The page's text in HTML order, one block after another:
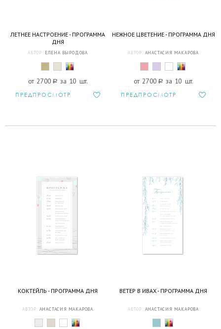
ЛЕТНЕЕ НАСТРОЕНИЕ - ПРОГРАММА
ДНЯ
АВТОР: ЕЛЕНА ВЫРОДОВА
от 2700 a за 10 шт.
ПРЕДПРОСМОТР
НЕЖНОЕ ЦВЕТЕНИЕ - ПРОГРАММА ДНЯ
АВТОР: АНАСТАСИЯ МАКАРОВА
от 2700 a за 10 шт.
ПРЕДПРОСМОТР
КОКТЕЙЛЬ - ПРОГРАММА ДНЯ
АВТОР: АНАСТАСИЯ МАКАРОВА
ВЕТЕР В ИВАХ - ПРОГРАММА ДНЯ
АВТОР: АНАСТАСИЯ МАКАРОВА